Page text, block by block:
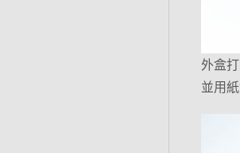
外盒
並用